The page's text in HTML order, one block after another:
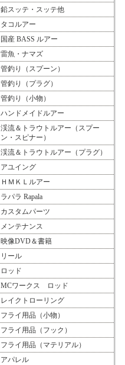
鉛スッテ・スッテ他
タコルアー
国産 BASS ルアー
雷魚・ナマズ
管釣り（スプーン）
管釣り（プラグ）
管釣り（小物）
ハンドメイドルアー
渓流＆トラウトルアー（スプー
ン・スピナー）
渓流＆トラウトルアー（プラグ）
アユイング
ＨＭＫＬルアー
ラパラ Rapala
カスタムパーツ
メンテナンス
映像DVD＆書籍
リール
ロッド
MCワークス ロッド
レイクトローリング
フライ用品（小物）
フライ用品（フック）
フライ用品（マテリアル）
アパレル